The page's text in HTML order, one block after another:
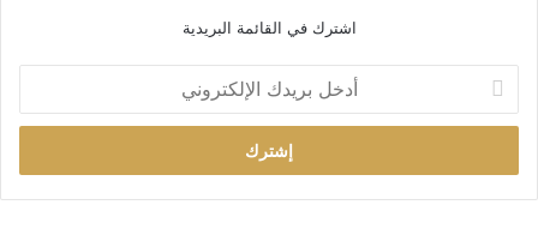
اشترك في القائمة البريدية
خ
ب
ر